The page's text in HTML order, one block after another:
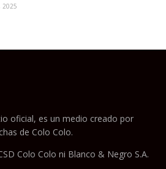
2025
oficial, es un medio creado por
de Colo Colo.
Colo Colo ni Blanco & Negro S.A.